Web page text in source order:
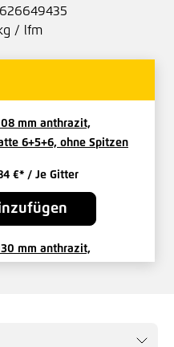
/ lfm
mm anthrazit,
6+5+6, ohne Spitzen
€* / Je Gitter
mm anthrazit,